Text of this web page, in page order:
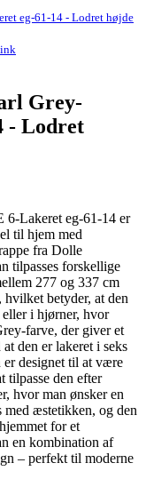
eg-61-14 - Lodret højde
Grey-
- Lodret
Lakeret eg-61-14 er
til hjem med
fra Dolle
tilpasses forskellige
277 og 337 cm
hvilket betyder, at den
i hjørner, hvor
farve, der giver et
den er lakeret i seks
er designet til at være
tilpasse den efter
hvor man ønsker en
æstetikken, og den
for et
en kombination af
– perfekt til moderne